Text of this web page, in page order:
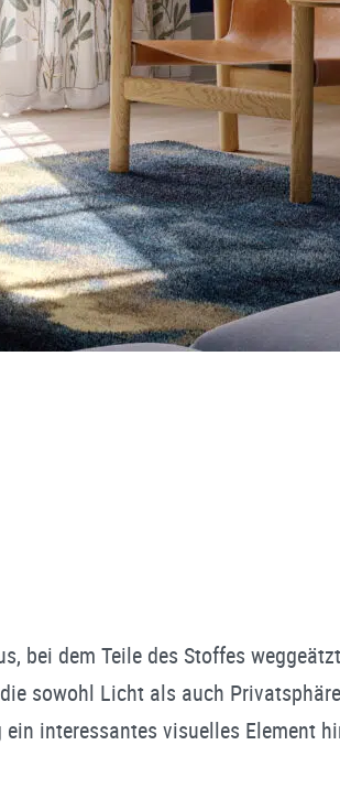
bei dem Teile des Stoffes
sowohl Licht als auch
interessantes visuelles Element